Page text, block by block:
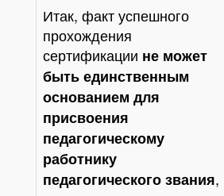
Итак, факт успешного
прохождения
сертификации не может
быть единственным
основанием для
присвоения
педагогическому
работнику
педагогического звания,